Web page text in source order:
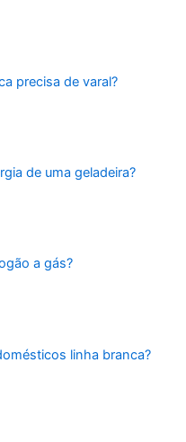
precisa de varal?
de uma geladeira?
a gás?
linha branca?